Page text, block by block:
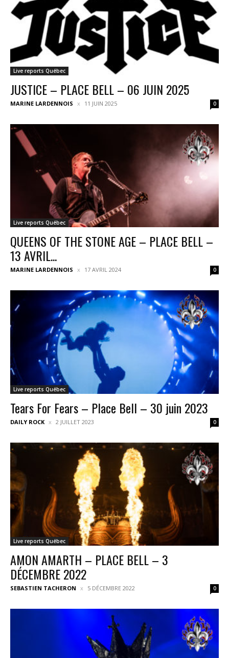
Live reports Québec
JUSTICE – PLACE BELL – 06 JUIN 2025
MARINE LARDENNOIS 11 JUIN 2025 0
Live reports Québec
QUEENS OF THE STONE AGE – PLACE BELL –
13 AVRIL...
MARINE LARDENNOIS 17 AVRIL 2024 0
Live reports Québec
Tears For Fears – Place Bell – 30 juin 2023
DAILY ROCK 2 JUILLET 2023 0
Live reports Québec
AMON AMARTH – PLACE BELL – 3
DÉCEMBRE 2022
SEBASTIEN TACHERON 5 DÉCEMBRE 2022 0